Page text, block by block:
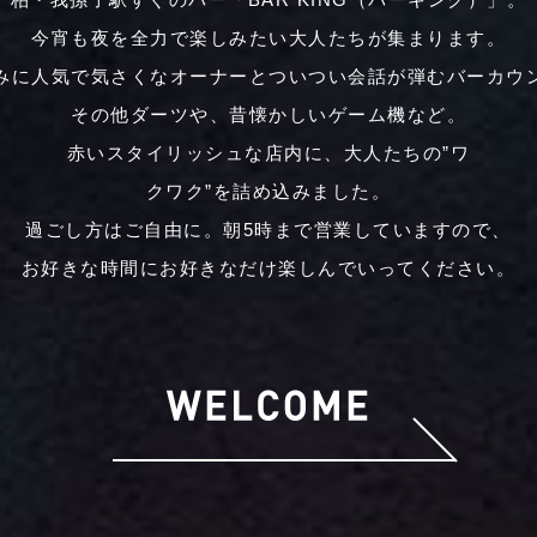
今宵も夜を全力で楽しみたい大人たちが集まります。
に人気で気さくなオーナーとついつい会話が弾むバーカウ
その他ダーツや、昔懐かしいゲーム機など。
赤いスタイリッシュな店内に、大人たちの”ワ
クワク”を詰め込みました。
過ごし方はご自由に。朝5時まで営業していますので、
お好きな時間にお好きなだけ楽しんでいってください。